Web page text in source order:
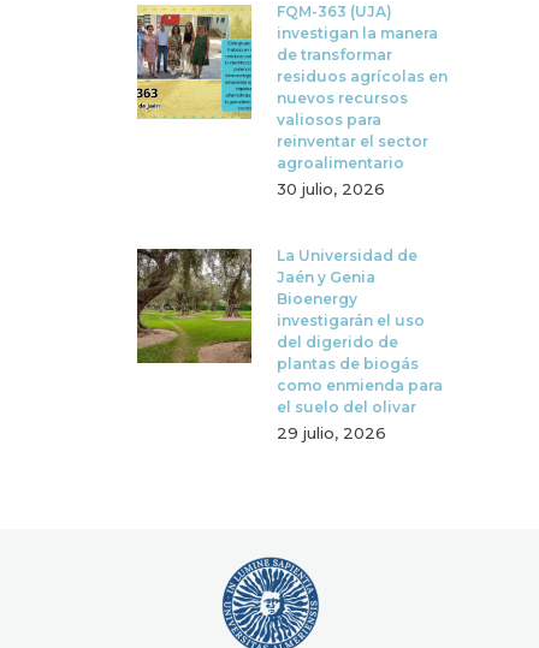
FQM-363 (UJA)
investigan la manera
de transformar
residuos agrícolas en
nuevos recursos
valiosos para
reinventar el sector
agroalimentario
30 julio, 2026
La Universidad de
Jaén y Genia
Bioenergy
investigarán el uso
del digerido de
plantas de biogás
como enmienda para
el suelo del olivar
29 julio, 2026